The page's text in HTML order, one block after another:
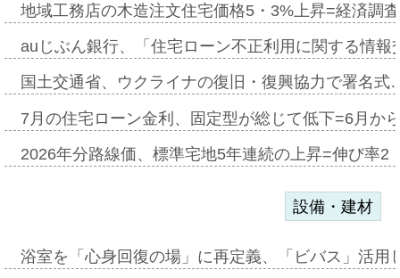
地域工務店の木造注文住宅価格5・3%上昇=経済調
auじぶん銀行、「住宅ローン不正利用に関する情
国土交通省、ウクライナの復旧・復興協力で署名
7月の住宅ローン金利、固定型が総じて低下=6月か
2026年分路線価、標準宅地5年連続の上昇=伸び率
設備・建材
浴室を「心身回復の場」に再定義、「ビバス」活